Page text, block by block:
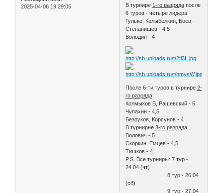
2025-04-06 19:29:05
В турнире 1-го разряда после
6 туров - четыре лидера:
Гулько, Колыбелкин, Боев,
Степанищев - 4,5
Володин - 4
После 6-ти туров в турнире2-
го разряда:
Колмыков В, Рашевский - 5
Чупахин - 4,5
Безруков, Корсунов - 4
В турнирне3-го разряда:
Волович - 5
Скоркин, Емцев - 4,5
Тишков - 4
P.S. Все турниры: 7 тур -
24.04 (чт)
8 тур - 26.04
(сб)
9 тур - 27.04